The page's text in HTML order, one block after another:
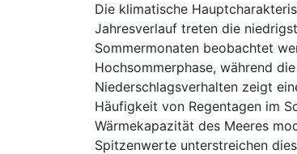
Die klimatische
Jahresverlauf treten die
Sommermonaten beobachtet
Hochsommerphase, während
Niederschlagsverhalten zeigt
Häufigkeit von Regentagen im
Wärmekapazität des Meeres
Spitzenwerte unterstreichen